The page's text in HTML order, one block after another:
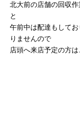
北大前の店舗の回収
と
午前中は配達もして
りませんので
店頭へ来店予定の方